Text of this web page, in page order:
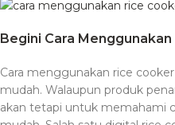
Begini Cara
Cara menggunakan rice
mudah. Walaupun produk
akan tetapi untuk memahami